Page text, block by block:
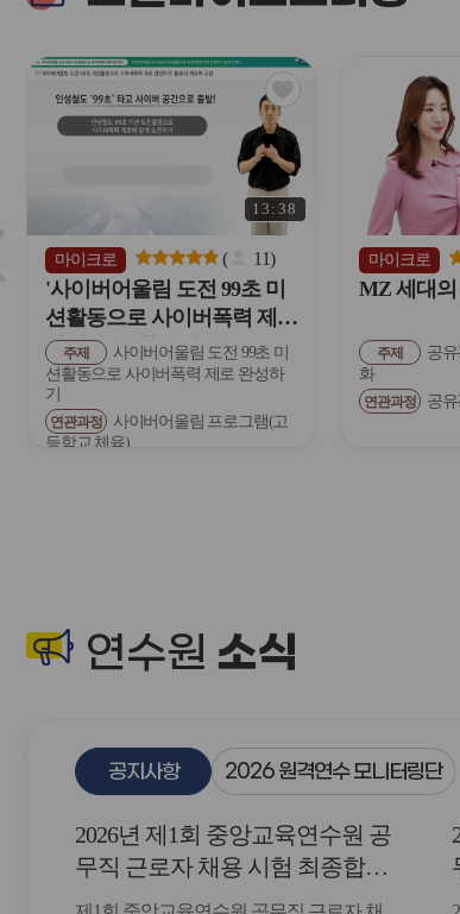
심
아
이
콘
13:38
마이크로 ( 11)
'사이버어울림 도전 99초 미
션활동으로 사이버폭력 제로
완성하기' 활동의 개요
주제
사이버어울림 도전 99초 미
션활동으로 사이버폭력 제로 완성하
기
연관과정
사이버어울림 프로그램(고
등학교 체육)
마이크로
MZ 세대의
주제
공
화
연관과정 공
연수원 소식
공지사항 2026 원격연수 모니터링단
2026년 제1회 중앙교육연수원 공
무직 근로자 채용 시험 최종합격
자 발표 및 등록 안내